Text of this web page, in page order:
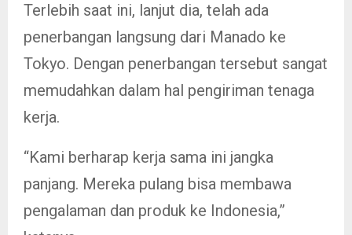
Terlebih saat ini, lanjut dia, telah ada
penerbangan langsung dari Manado ke
Tokyo. Dengan penerbangan tersebut sangat
memudahkan dalam hal pengiriman tenaga
kerja.
“Kami berharap kerja sama ini jangka
panjang. Mereka pulang bisa membawa
pengalaman dan produk ke Indonesia,”